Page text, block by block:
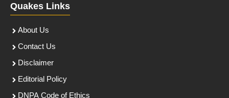
Quakes Links
About Us
Contact Us
Disclaimer
Editorial Policy